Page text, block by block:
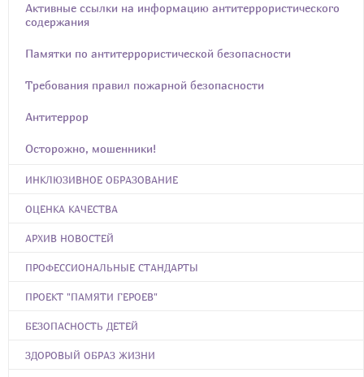
Активные ссылки на информацию антитеррористического
содержания
Памятки по антитеррористической безопасности
Требования правил пожарной безопасности
Антитеррор
Осторожно, мошенники!
ИНКЛЮЗИВНОЕ ОБРАЗОВАНИЕ
ОЦЕНКА КАЧЕСТВА
АРХИВ НОВОСТЕЙ
ПРОФЕССИОНАЛЬНЫЕ СТАНДАРТЫ
ПРОЕКТ "ПАМЯТИ ГЕРОЕВ"
БЕЗОПАСНОСТЬ ДЕТЕЙ
ЗДОРОВЫЙ ОБРАЗ ЖИЗНИ